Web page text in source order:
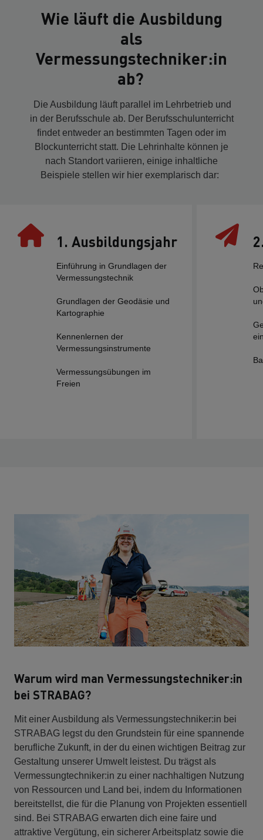
Wie läuft die Ausbildung
als
Vermessungstechniker:in
ab?
Die Ausbildung läuft parallel im Lehrbetrieb und
in der Berufsschule ab. Der Berufsschulunterricht
findet entweder an bestimmten Tagen oder im
Blockunterricht statt. Die Lehrinhalte können je
nach Standort variieren, einige inhaltliche
Beispiele stellen wir hier exemplarisch dar:
1. Ausbildungsjahr
Einführung in Grundlagen der
Vermessungstechnik
Grundlagen der Geodäsie und
Kartographie
Kennenlernen der
Vermessungsinstrumente
Vermessungsübungen im
Freien
Warum wird man Vermessungstechniker:in
bei STRABAG?
Mit einer Ausbildung als Vermessungstechniker:in bei
STRABAG legst du den Grundstein für eine spannende
berufliche Zukunft, in der du einen wichtigen Beitrag zur
Gestaltung unserer Umwelt leistest. Du trägst als
Vermessungtechniker:in zu einer nachhaltigen Nutzung
von Ressourcen und Land bei, indem du Informationen
bereitstellst, die für die Planung von Projekten essentiell
sind. Bei STRABAG erwarten dich eine faire und
attraktive Vergütung, ein sicherer Arbeitsplatz sowie die